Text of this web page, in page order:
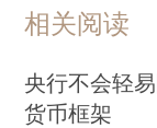
相关阅读
央行不会轻
货币框架